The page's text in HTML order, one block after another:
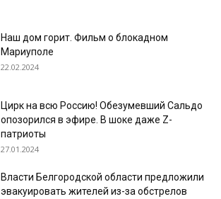
Наш дом горит. Фильм о блокадном
Мариуполе
22.02.2024
Цирк на всю Россию! Обезумевший Сальдо
опозорился в эфире. В шоке даже Z-
патриоты
27.01.2024
Власти Белгородской области предложили
эвакуировать жителей из-за обстрелов